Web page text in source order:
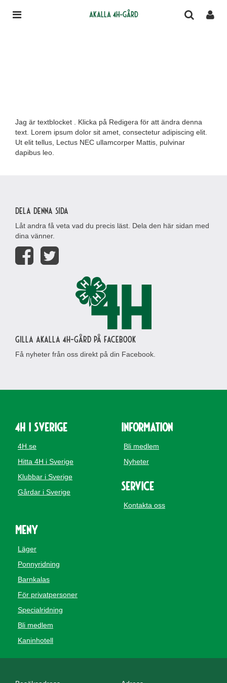
Akalla 4H-gård
Jag är textblocket . Klicka på Redigera för att ändra denna
text. Lorem ipsum dolor sit amet, consectetur adipiscing elit.
Ut elit tellus, Lectus NEC ullamcorper Mattis, pulvinar
dapibus leo.
Dela denna sida
Låt andra få veta vad du precis läst. Dela den här sidan med
dina vänner.
Gilla Akalla 4H-gård på Facebook
Få nyheter från oss direkt på din Facebook.
4H i Sverige
4H.se
Hitta 4H i Sverige
Klubbar i Sverige
Gårdar i Sverige
Information
Bli medlem
Nyheter
Service
Kontakta oss
Meny
Läger
Ponnyridning
Barnkalas
För privatpersoner
Specialridning
Bli medlem
Kaninhotell